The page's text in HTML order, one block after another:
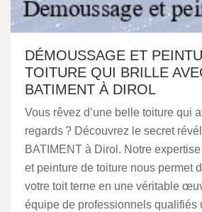
DÉMOUSSAGE ET
TOITURE QUI BRILLE
BATIMENT À DIROL
Vous rêvez d’une belle toiture qui
regards ? Découvrez le secret
BATIMENT à Dirol. Notre
et peinture de toiture nous permet
votre toit terne en une véritable
équipe de professionnels qualifiés